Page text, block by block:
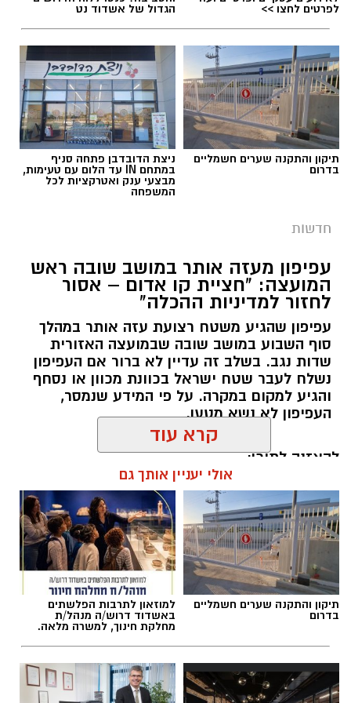
לפרטים לחצו >> הגדול של אשדוד נט
תיקון והתקנה שערים חשמליים
בדרום
ניצת הדובדבן פתחה סניף
במתחם IN עד הלום עם טעימות,
מבצעי ענק ואטרקציות לכל
המשפחה
חדשות
עפיפון מעזה אותר במושב שובה ראש
המועצה: "חציית קו אדום – אסור
לחזור למדיניות ההכלה"
עפיפון שהגיע משטח רצועת עזה אותר במהלך
סוף השבוע במושב שובה שבמועצה האזורית
שדות נגב. בשלב זה עדיין לא ברור אם העפיפון
נשלח לעבר שטח ישראל בכוונת מכוון או נסחף
והגיע למקום במקרה. על פי המידע שנמסר,
העפיפון לא נשא מטען.
להאזנה לתוכן:
אלדה נתנאל / 11:22 09.08.26
תגים:עפיפון מעזה אותר במושב שובה
ראש המועצה האזורית שדות נגב, תמיר עידאן,
קרא עוד
אולי יעניין אותך גם
תיקון והתקנה שערים חשמליים
בדרום
למוזאון לתרבות הפלשתים
באשדוד דרוש/ה מנהל/ת
מחלקת חינוך, למשרה מלאה.